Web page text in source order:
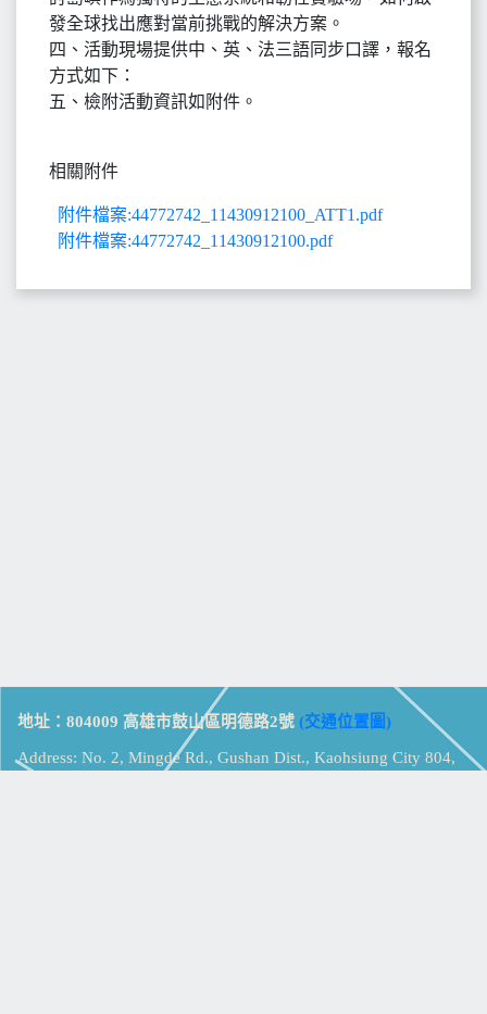
發全球找出應對當前挑戰的解決方案。
四、活動現場提供中、英、法三語同步口譯，報名
方式如下：
五、檢附活動資訊如附件。
相關附件
附件檔案:44772742_11430912100_ATT1.pdf
附件檔案:44772742_11430912100.pdf
地址：804009 高雄市鼓山區明德路2號 (交通位置圖)
Address: No. 2, Mingde Rd., Gushan Dist., Kaohsiung City 804,
Taiwan (R.O.C.)